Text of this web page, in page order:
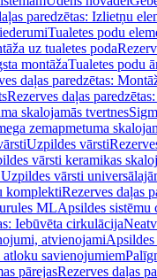
paredzētas: Izlietņu
Tualetes podu
uz tualetes poda
montāžaTualetes podu
daļas paredzētas:
Rezerves daļas
skalojamās tvertnes
zemapmetuma
Uzpildes vārsti
vārsti keramikas
vārsti
komplektiRezerves daļas
MLApsildes sistēmu
Iebūvēta cirkulācija
atvienojami
savienojumiem
pārejasRezerves daļas